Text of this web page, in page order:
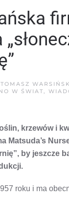
TOMASZ
W ŚWIAT
krzewów i
Matsuda’s
by jeszcze
roku i ma